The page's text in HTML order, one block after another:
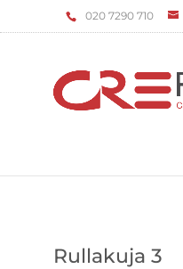
‌020 7290 710
Rullakuja 3